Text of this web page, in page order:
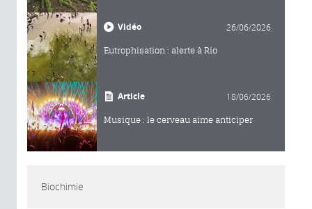
Vidéo 26/06/2026
Eutrophisation : alerte à Rio
Article 18/06/2026
Musique : le cerveau aime anticiper
Biochimie